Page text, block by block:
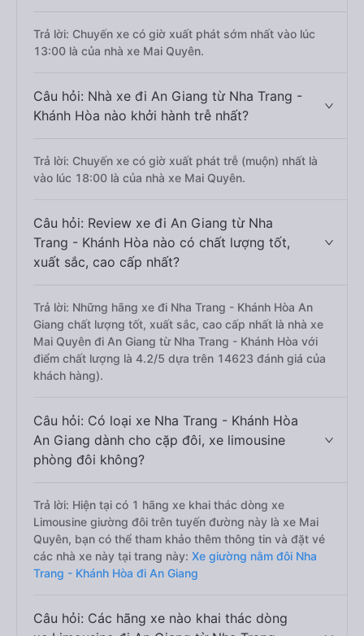
Trả lời: Chuyến xe có giờ xuất phát sớm nhất vào lúc
13:00 là của nhà xe Mai Quyên.
Câu hỏi: Nhà xe đi An Giang từ Nha Trang -
Khánh Hòa nào khởi hành trễ nhất?
Trả lời: Chuyến xe có giờ xuất phát trễ (muộn) nhất là
vào lúc 18:00 là của nhà xe Mai Quyên.
Câu hỏi: Review xe đi An Giang từ Nha
Trang - Khánh Hòa nào có chất lượng tốt,
xuất sắc, cao cấp nhất?
Trả lời: Những hãng xe đi Nha Trang - Khánh Hòa An
Giang chất lượng tốt, xuất sắc, cao cấp nhất là nhà xe
Mai Quyên đi An Giang từ Nha Trang - Khánh Hòa với
điểm chất lượng là 4.2/5 dựa trên 14623 đánh giá của
khách hàng).
Câu hỏi: Có loại xe Nha Trang - Khánh Hòa
An Giang dành cho cặp đôi, xe limousine
phòng đôi không?
Trả lời: Hiện tại có 1 hãng xe khai thác dòng xe
Limousine giường đôi trên tuyến đường này là xe Mai
Quyên, bạn có thể tham khảo thêm thông tin và đặt vé
các nhà xe này tại trang này: Xe giường nằm đôi Nha
Trang - Khánh Hòa đi An Giang
Câu hỏi: Các hãng xe nào khai thác dòng